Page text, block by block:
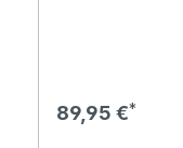
Regulärer
89,95 €